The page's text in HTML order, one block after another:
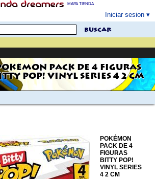
MAPA TIENDA
Iniciar sesion
buscar
PACK DE 4 FIGURAS
POP! VINYL SERIES 4 2 CM
POKÉMON
PACK DE 4
FIGURAS
BITTY POP!
VINYL SERIES
4 2 CM